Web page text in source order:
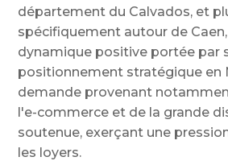
département du Calvados, et
spécifiquement autour de
dynamique positive portée par
positionnement stratégique en
demande provenant
l'e-commerce et de la grande
soutenue, exerçant une
les loyers.